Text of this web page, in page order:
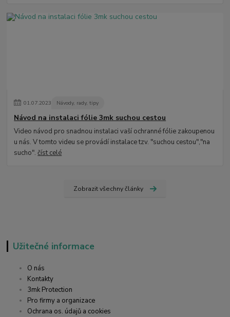
01.07.2023 Návody, rady, tipy
Návod na instalaci fólie 3mk suchou cestou
Video návod pro snadnou instalaci vaší ochranné fólie zakoupenou
u nás. V tomto videu se provádí instalace tzv. "suchou cestou","na
sucho".číst celé
Zobrazit všechny články
Užitečné informace
O nás
Kontakty
3mk Protection
Pro firmy a organizace
Ochrana os. údajů a cookies